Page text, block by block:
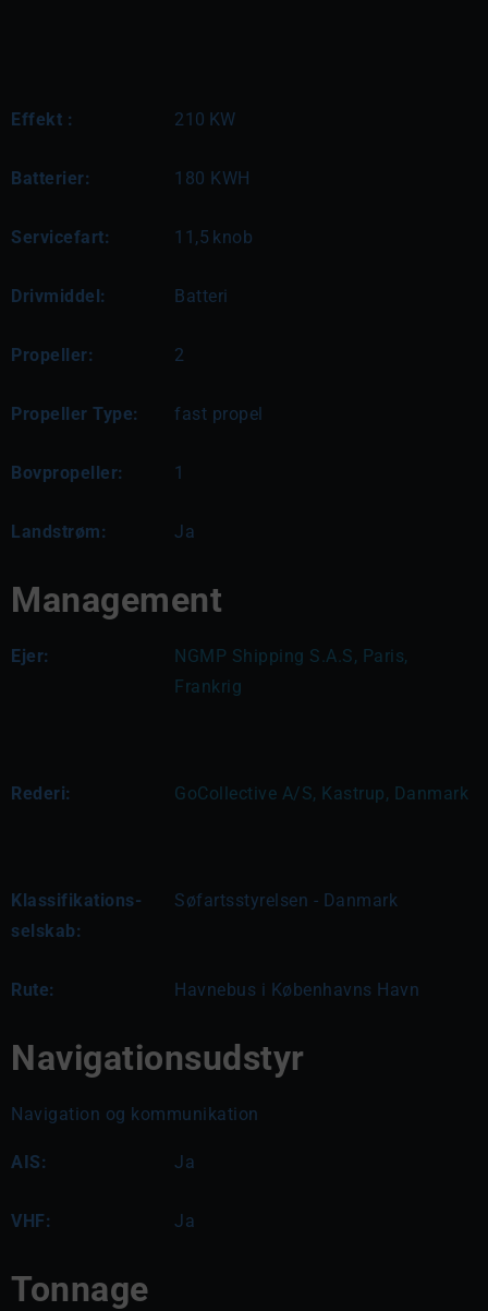
Effekt : 210 KW
Batterier: 180 KWH
Servicefart: 11,5 knob
Drivmiddel: Batteri
Propeller: 2
Propeller Type: fast propel
Bovpropeller: 1
Landstrøm: Ja
Management
Ejer:
NGMP Shipping S.A.S, Paris,
Frankrig
Rederi: GoCollective A/S, Kastrup, Danmark
Klassifikations-
selskab:
Søfartsstyrelsen - Danmark
Rute: Havnebus i Københavns Havn
Navigationsudstyr
Navigation og kommunikation
AIS: Ja
VHF: Ja
Tonnage